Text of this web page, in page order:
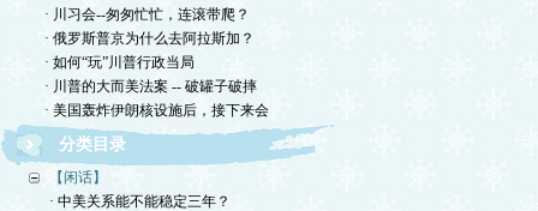
· 川习会--匆匆忙忙，连滚带爬？
· 俄罗斯普京为什么去阿拉斯加？
· 如何“玩”川普行政当局
· 川普的大而美法案 -- 破罐子破摔
· 美国轰炸伊朗核设施后，接下来会
分类目录
【闲话】
· 中美关系能不能稳定三年？